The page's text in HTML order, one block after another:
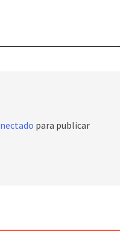
para publicar